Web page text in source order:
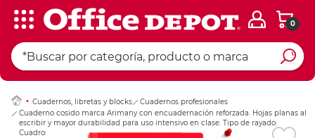
0
Cuadernos, libretas y blocks
Cuadernos profesionales
Cuaderno cosido marca Arimany con encuadernación reforzada. Hojas planas al
escribir y mayor durabilidad para uso intensivo en clase. Tipo de rayado:
Cuadros.
Ingresar Codigo